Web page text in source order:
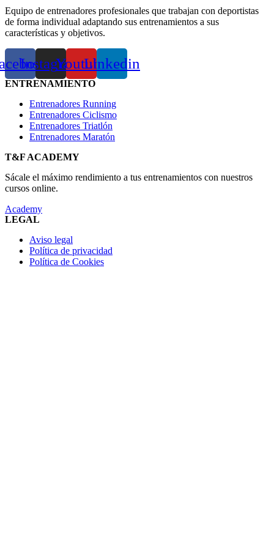
Equipo de entrenadores profesionales que trabajan con deportistas
de forma individual adaptando sus entrenamientos a sus
características y objetivos.
InstagramYoutubeLinkedin
ENTRENAMIENTO
Entrenadores Running
Entrenadores Ciclismo
Entrenadores Triatlón
Entrenadores Maratón
T&F ACADEMY
Sácale el máximo rendimiento a tus entrenamientos con nuestros
cursos online.
Academy
LEGAL
Aviso legal
Política de privacidad
Política de Cookies